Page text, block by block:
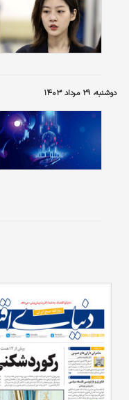
دوشنبه، ۲۹ مرداد ۱۴۰۳